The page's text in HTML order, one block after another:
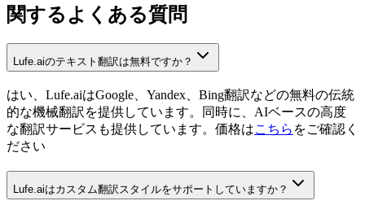
関するよくある質問
Lufe.aiのテキスト翻訳は無料ですか？
はい、Lufe.aiはGoogle、Yandex、Bing翻訳などの無料の伝統
的な機械翻訳を提供しています。同時に、AIベースの高度
な翻訳サービスも提供しています。価格はこちら をご確認く
ださい
Lufe.aiはカスタム翻訳スタイルをサポートしていますか？